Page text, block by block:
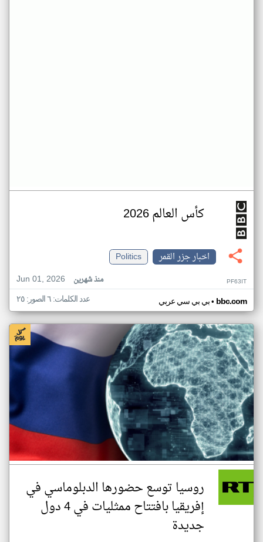
كأس العالم 2026
اخبار جزر القمر
Politics
Jun 01, 2026
منذ شهرين PF63IT
بي بي سي عربي• bbc.com عدد الكلمات: ٦ الصور: ٢٥
روسيا توسع حضورها الدبلوماسي في
إفريقيا بافتتاح ممثليات في 4 دول
جديدة